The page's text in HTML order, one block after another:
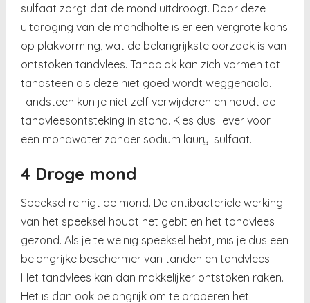
sulfaat zorgt dat de mond uitdroogt. Door deze
uitdroging van de mondholte is er een vergrote kans
op plakvorming, wat de belangrijkste oorzaak is van
ontstoken tandvlees. Tandplak kan zich vormen tot
tandsteen als deze niet goed wordt weggehaald.
Tandsteen kun je niet zelf verwijderen en houdt de
tandvleesontsteking in stand. Kies dus liever voor
een mondwater zonder sodium lauryl sulfaat.
4 Droge mond
Speeksel reinigt de mond. De antibacteriële werking
van het speeksel houdt het gebit en het tandvlees
gezond. Als je te weinig speeksel hebt, mis je dus een
belangrijke beschermer van tanden en tandvlees.
Het tandvlees kan dan makkelijker ontstoken raken.
Het is dan ook belangrijk om te proberen het